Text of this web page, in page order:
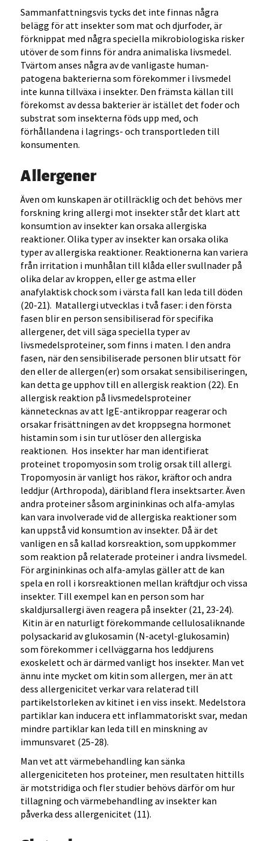
Sammanfattningsvis tycks det inte finnas några
belägg för att insekter som mat och djurfoder, är
förknippat med några speciella mikrobiologiska risker
utöver de som finns för andra animaliska livsmedel.
Tvärtom anses några av de vanligaste human-
patogena bakterierna som förekommer i livsmedel
inte kunna tillväxa i insekter. Den främsta källan till
förekomst av dessa bakterier är istället det foder och
substrat som insekterna föds upp med, och
förhållandena i lagrings- och transportleden till
konsumenten.
Allergener
Även om kunskapen är otillräcklig och det behövs mer
forskning kring allergi mot insekter står det klart att
konsumtion av insekter kan orsaka allergiska
reaktioner. Olika typer av insekter kan orsaka olika
typer av allergiska reaktioner. Reaktionerna kan variera
från irritation i munhålan till klåda eller svullnader på
olika delar av kroppen, eller ge astma eller
anafylaktisk chock som i värsta fall kan leda till döden
(20-21). Matallergi utvecklas i två faser: i den första
fasen blir en person sensibiliserad för specifika
allergener, det vill säga speciella typer av
livsmedelsproteiner, som finns i maten. I den andra
fasen, när den sensibiliserade personen blir utsatt för
den eller de allergen(er) som orsakat sensibiliseringen,
kan detta ge upphov till en allergisk reaktion (22). En
allergisk reaktion på livsmedelsproteiner
kännetecknas av att IgE-antikroppar reagerar och
orsakar frisättningen av det kroppsegna hormonet
histamin som i sin tur utlöser den allergiska
reaktionen. Hos insekter har man identifierat
proteinet tropomyosin som trolig orsak till allergi.
Tropomyosin är vanligt hos räkor, kräftor och andra
leddjur (Arthropoda), däribland flera insektsarter. Även
andra proteiner såsom argininkinas och alfa-amylas
kan vara involverade vid de allergiska reaktioner som
kan uppstå vid konsumtion av insekter. Då är det
vanligen en så kallad korsreaktion, som uppkommer
som reaktion på relaterade proteiner i andra livsmedel.
För argininkinas och alfa-amylas gäller att de kan
spela en roll i korsreaktionen mellan kräftdjur och vissa
insekter. Till exempel kan en person som har
skaldjursallergi även reagera på insekter (21, 23-24).
Kitin är en naturligt förekommande cellulosaliknande
polysackarid av glukosamin (N-acetyl-glukosamin)
som förekommer i cellväggarna hos leddjurens
exoskelett och är därmed vanligt hos insekter. Man vet
ännu inte mycket om kitin som allergen, mer än att
dess allergenicitet verkar vara relaterad till
partikelstorleken av kitinet i en viss insekt. Medelstora
partiklar kan inducera ett inflammatoriskt svar, medan
mindre partiklar kan leda till en minskning av
immunsvaret (25-28).
Man vet att värmebehandling kan sänka
allergeniciteten hos proteiner, men resultaten hittills
är motstridiga och fler studier behövs därför om hur
tillagning och värmebehandling av insekter kan
påverka dess allergenicitet (11).